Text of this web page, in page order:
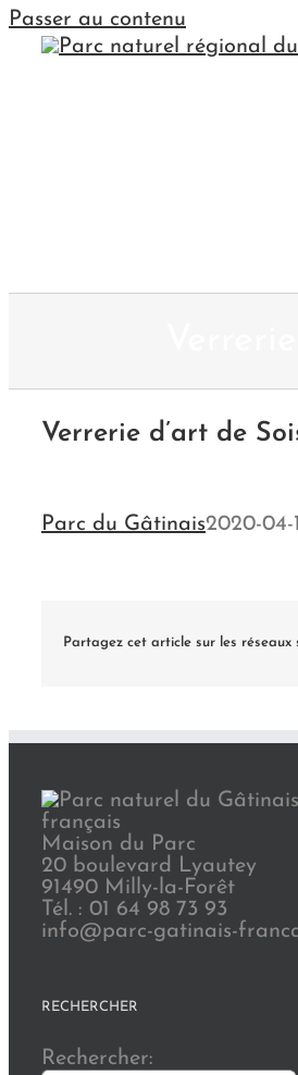
Passer au contenu
Verrerie d’art de
Parc du Gâtinais2020-04-
Partagez cet article sur les réseaux
Maison du Parc
20 boulevard Lyautey
91490 Milly-la-Forêt
Tél. : 01 64 98 73 93
info@parc-gatinais-
RECHERCHER
Rechercher: